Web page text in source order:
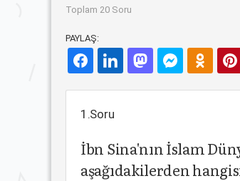
Toplam 20 Soru
PAYLAŞ:
1.Soru
İbn Sina'nın İslam
aşağıdakilerden